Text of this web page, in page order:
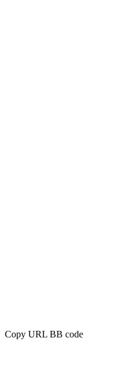
Copy URL BB code